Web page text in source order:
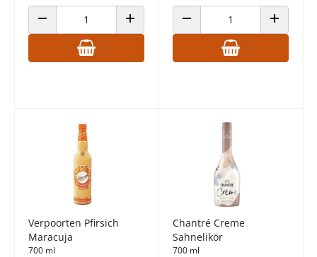
ANZAHL VERRINGERN ANZAHL ERHÖHENANZAHL VERRINGERN ANZAHL
Verpoorten Pfirsich
Maracuja
700 ml
Chantré Creme
Sahnelikör
700 ml